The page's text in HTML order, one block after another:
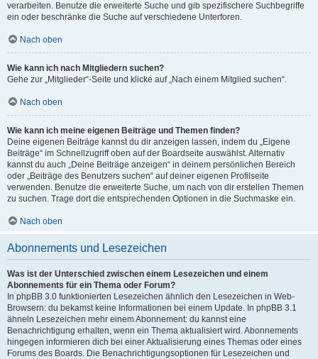
verarbeiten. Benutze die erweiterte Suche und gib spezifischere Suchbegriffe
ein oder beschränke die Suche auf verschiedene Unterforen.
Nach oben
Wie kann ich nach Mitgliedern suchen?
Gehe zur „Mitglieder“-Seite und klicke auf „Nach einem Mitglied suchen“.
Nach oben
Wie kann ich meine eigenen Beiträge und Themen finden?
Deine eigenen Beiträge kannst du dir anzeigen lassen, indem du „Eigene
Beiträge“ im Schnellzugriff oben auf der Boardseite auswählst. Alternativ
kannst du auch „Deine Beiträge anzeigen“ in deinem persönlichen Bereich
oder „Beiträge des Benutzers suchen“ auf deiner eigenen Profilseite
verwenden. Benutze die erweiterte Suche, um nach von dir erstellen Themen
zu suchen. Trage dort die entsprechenden Optionen in die Suchmaske ein.
Nach oben
Abonnements und Lesezeichen
Was ist der Unterschied zwischen einem Lesezeichen und einem
Abonnements für ein Thema oder Forum?
In phpBB 3.0 funktionierten Lesezeichen ähnlich den Lesezeichen in Web-
Browsern: du bekamst keine Informationen bei einem Update. In phpBB 3.1
ähneln Lesezeichen mehr einem Abonnement: du kannst eine
Benachrichtigung erhalten, wenn ein Thema aktualisiert wird. Abonnements
hingegen informieren dich bei einer Aktualisierung eines Themas oder eines
Forums des Boards. Die Benachrichtigungsoptionen für Lesezeichen und